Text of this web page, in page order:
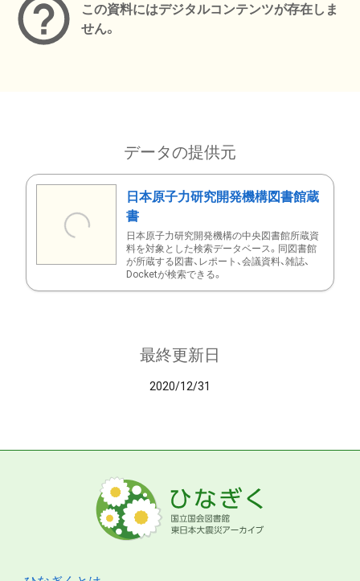
この資料にはデジタルコンテンツが存在しま
せん。
データの提供元
日本原子力研究開発機構図書館蔵
書
日本原子力研究開発機構の中央図書館所蔵資
料を対象とした検索データベース。同図書館
が所蔵する図書、レポート、会議資料、雑誌、
Docketが検索できる。
最終更新日
2020/12/31